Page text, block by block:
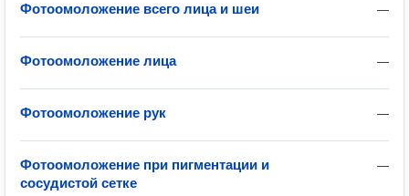
—
Фотоомоложение всего лица и шеи
—
Фотоомоложение лица
—
Фотоомоложение рук
—
Фотоомоложение при пигментации и
сосудистой сетке